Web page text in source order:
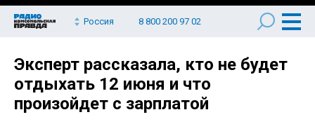
Россия 8 800 200 97 02
Эксперт рассказала, кто не будет
отдыхать 12 июня и что
произойдет с зарплатой